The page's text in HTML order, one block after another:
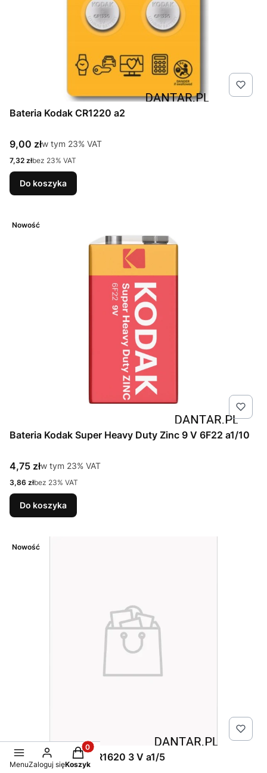
Bateria Kodak CR1220 a2
Cena brutto
9,00 złw tym %s VAT
w tym 23% VAT
Cena netto
7,32 złbez 23% VAT
Do koszyka
Nowość
Bateria Kodak Super Heavy Duty Zinc 9 V 6F22 a1/10
Cena brutto
4,75 złw tym %s VAT
w tym 23% VAT
Cena netto
3,86 złbez 23% VAT
Do koszyka
Nowość
Bateria litowa GP CR1620 3 V a1/5
MenuZaloguj się
Produkty w koszyku: 0. Zobacz szczegóły
Koszyk